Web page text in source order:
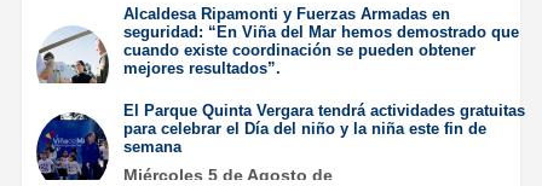
Alcaldesa Ripamonti y Fuerzas Armadas en
seguridad: “En Viña del Mar hemos demostrado que
cuando existe coordinación se pueden obtener
mejores resultados”.
2026
El Parque Quinta Vergara tendrá actividades gratuitas
para celebrar el Día del niño y la niña este fin de
semana
Miércoles 5 de Agosto de